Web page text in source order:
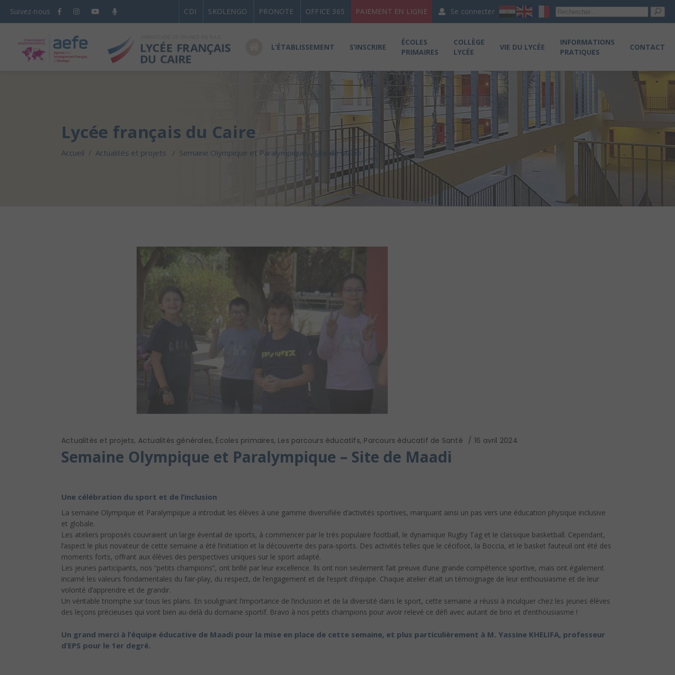
Suivez-nous CDI SKOLENGO PRONOTE OFFICE 365 PAIEMENT EN LIGNE Se connecter
L’ÉTABLISSEMENT S’INSCRIRE
ÉCOLES
PRIMAIRES
COLLÈGE
LYCÉE
VIE DU LYCÉE
INFORMATIONS
PRATIQUES
CONTACT
Lycée français du Caire
Accueil / Actualités et projets / Semaine Olympique et Paralympique – Site de Maadi
Actualités et projets, Actualités générales, Écoles primaires, Les parcours éducatifs, Parcours éducatif de Santé 16 avril 2024
Semaine Olympique et Paralympique – Site de Maadi
Une célébration du sport et de l’inclusion
La semaine Olympique et Paralympique a introduit les élèves à une gamme diversifiée d’activités sportives, marquant ainsi un pas vers une éducation physique inclusive
et globale.
Les ateliers proposés couvraient un large éventail de sports, à commencer par le très populaire football, le dynamique Rugby Tag et le classique basketball. Cependant,
l’aspect le plus novateur de cette semaine a été l’initiation et la découverte des para-sports. Des activités telles que le cécifoot, la Boccia, et le basket fauteuil ont été des
moments forts, offrant aux élèves des perspectives uniques sur le sport adapté.
Les jeunes participants, nos “petits champions”, ont brillé par leur excellence. Ils ont non seulement fait preuve d’une grande compétence sportive, mais ont également
incarné les valeurs fondamentales du fair-play, du respect, de l’engagement et de l’esprit d’équipe. Chaque atelier était un témoignage de leur enthousiasme et de leur
volonté d’apprendre et de grandir.
Un véritable triomphe sur tous les plans. En soulignant l’importance de l’inclusion et de la diversité dans le sport, cette semaine a réussi à inculquer chez les jeunes élèves
des leçons précieuses qui vont bien au-delà du domaine sportif. Bravo à nos petits champions pour avoir relevé ce défi avec autant de brio et d’enthousiasme !
Un grand merci à l’équipe éducative de Maadi pour la mise en place de cette semaine, et plus particulièrement à M. Yassine KHELIFA, professeur
d’EPS pour le 1er degré.